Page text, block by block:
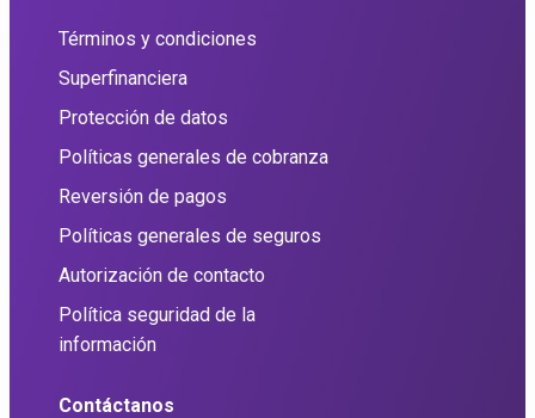
Términos y condiciones
Superfinanciera
Protección de datos
Políticas generales de cobranza
Reversión de pagos
Políticas generales de seguros
Autorización de contacto
Política seguridad de la
información
Contáctanos